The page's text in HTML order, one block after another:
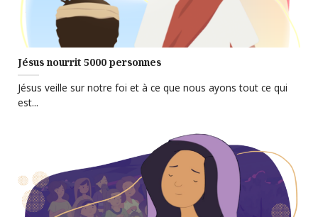
Jésus nourrit 5000 personnes
Jésus veille sur notre foi et à ce que nous ayons tout ce qui
est...